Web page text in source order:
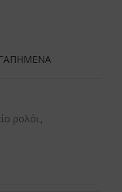
ρολόι,